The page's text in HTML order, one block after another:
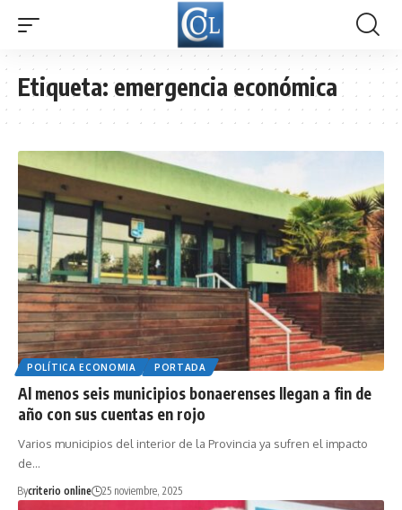
Etiqueta:emergencia económica
POLÍTICA ECONOMIA PORTADA
Al menos seis municipios bonaerenses llegan a fin de
año con sus cuentas en rojo
Varios municipios del interior de la Provincia ya sufren el impacto
de…
Bycriterio online 25 noviembre, 2025